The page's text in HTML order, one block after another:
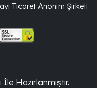
Ticaret Anonim Şirketi
İle Hazırlanmıştır.